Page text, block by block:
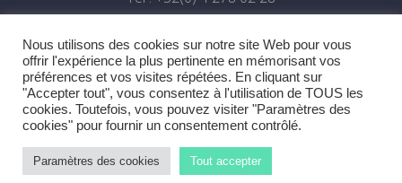
TVA : BE 0886 531 302
© 2021 exelio S.A., tous droits réservés–Politique des cookies
Nous utilisons des cookies sur notre site Web pour vous
offrir l'expérience la plus pertinente en mémorisant vos
préférences et vos visites répétées. En cliquant sur
"Accepter tout", vous consentez à l'utilisation de TOUS les
cookies. Toutefois, vous pouvez visiter "Paramètres des
cookies" pour fournir un consentement contrôlé.
Paramètres des cookies Tout accepter